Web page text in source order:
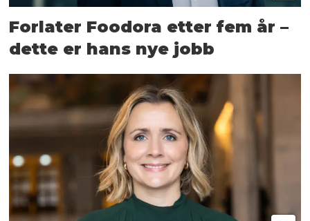
Forlater Foodora etter fem år –
dette er hans nye jobb